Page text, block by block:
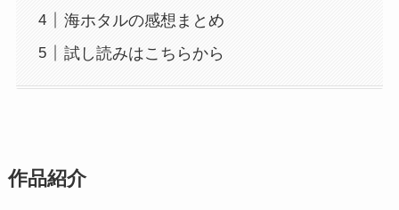
海ホタルの感想まとめ
試し読みはこちらから
作品紹介